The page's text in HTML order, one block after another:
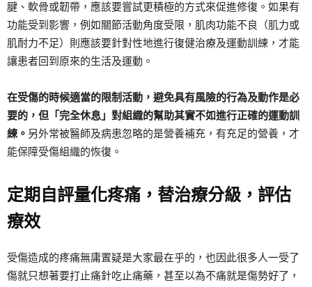
腱、軟骨或韌帶，應該要嘗試更積極的方式來促進修復。如果有
功能受到影響，例如關節活動角度受限，肌肉功能不良（肌力或
肌耐力不足）則應該要針對性地進行復健治療及運動訓練，才能
讓患者回到原來的生活及運動。
在受傷的時候適當的限制活動，避免具有風險的行為及動作是必
要的，但「完全休息」對組織的幫助其實不如進行正確的運動訓
練。 另外常被醫師及病患忽略的是營養補充，有充足的營養，才
能保障受傷組織的恢復。
定期自評量化疼痛，替治療分級，評估
療效
受傷造成的疼痛無庸置疑是大家最在乎的，也因此很多人一受了
傷就只想著要打止痛針吃止痛藥，甚至以為不痛就是傷勢好了，